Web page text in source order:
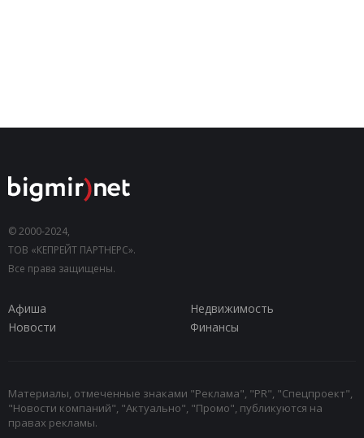
© 2000-2024,
ТОВ «КЕПРЕЙТ ПАРТНЕРС».
Все права защищены.
Афиша
Недвижимость
Новости
Финансы
Материалы, отмеченные знаками "Реклама", "PR", "Спецпроект",
"Новости компаний", "Актуально", "Промо", публикуются на
правах рекламы.